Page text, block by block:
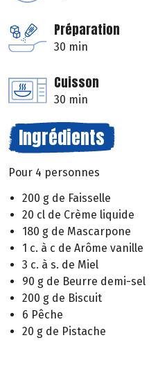
Préparation
30 min
Cuisson
30 min
Ingrédients
Pour 4 personnes
200 g de Faisselle
20 cl de Crème liquide
180 g de Mascarpone
1 c. à c de Arôme vanille
3 c. à s. de Miel
90 g de Beurre demi-sel
200 g de Biscuit
6 Pêche
20 g de Pistache